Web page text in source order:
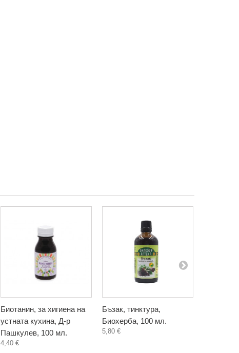
Биотанин, за хигиена на
устната кухина, Д-р
Пашкулев, 100 мл.
4,40 €
Бъзак, тинктура,
Биохерба, 100 мл.
5,80 €